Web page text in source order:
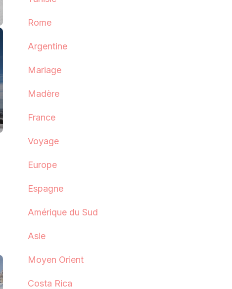
Rome
Argentine
Mariage
Madère
France
Voyage
Europe
Espagne
Amérique du Sud
Asie
Moyen Orient
Costa Rica